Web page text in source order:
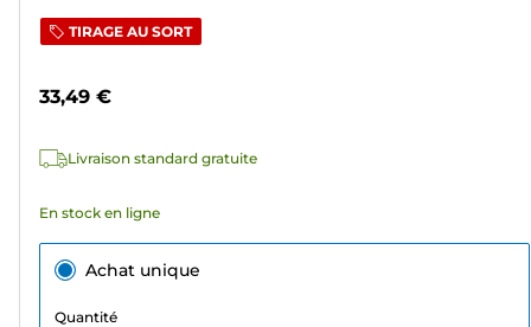
étoiles.
avis
couleur
TIRAGE AU SORT
33,49 €
Livraison standard gratuite
En stock en ligne
Achat unique
Quantité